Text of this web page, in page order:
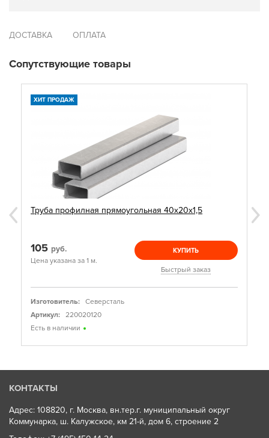
ДОСТАВКА ОПЛАТА
Сопутствующие товары
ХИТ ПРОДАЖ
Труба профилная прямоугольная 40х20х1,5
105 руб.
Цена указана за 1 м.
КУПИТЬ
Быстрый заказ
Изготовитель:
Северсталь
Артикул:
220020120
Есть в наличии
КОНТАКТЫ
Адрес: 108820, г. Москва, вн.тер.г. муниципальный округ
Коммунарка, ш. Калужское, км 21-й, дом 6, строение 2